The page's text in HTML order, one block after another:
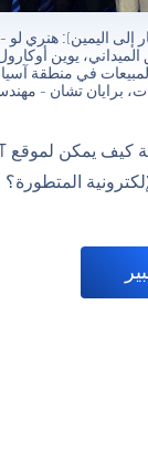
إلى اليمين): هنري لو
الميداني، يوين
في منطقة آسيا
برايان تشان -